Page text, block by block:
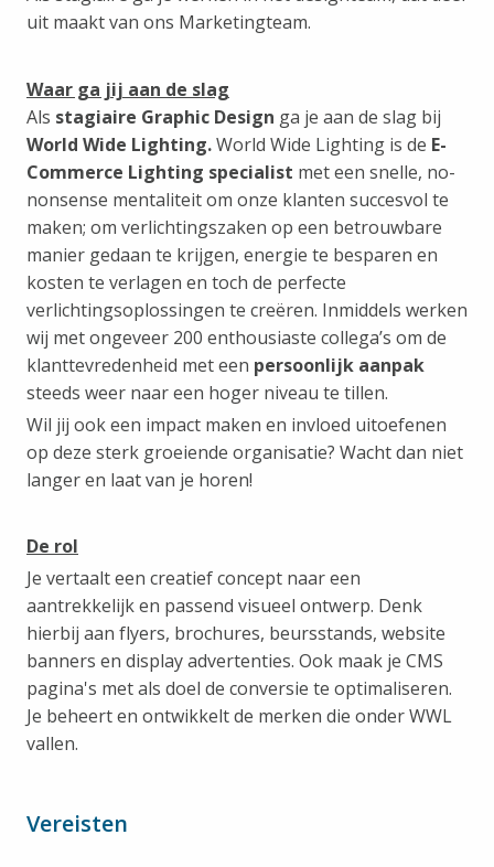
uit maakt van ons Marketingteam.
Waar ga jij aan de slag
Als stagiaire Graphic Design ga je aan de slag bij
World Wide Lighting.World Wide Lighting is de E-
Commerce Lighting specialist met een snelle, no-
nonsense mentaliteit om onze klanten succesvol te
maken; om verlichtingszaken op een betrouwbare
manier gedaan te krijgen, energie te besparen en
kosten te verlagen en toch de perfecte
verlichtingsoplossingen te creëren. Inmiddels werken
wij met ongeveer 200 enthousiaste collega’s om de
klanttevredenheid met een persoonlijk aanpak
steeds weer naar een hoger niveau te tillen.
Wil jij ook een impact maken en invloed uitoefenen
op deze sterk groeiende organisatie? Wacht dan niet
langer en laat van je horen!
De rol
Je vertaalt een creatief concept naar een
aantrekkelijk en passend visueel ontwerp. Denk
hierbij aan flyers, brochures, beursstands, website
banners en display advertenties. Ook maak je CMS
pagina's met als doel de conversie te optimaliseren.
Je beheert en ontwikkelt de merken die onder WWL
vallen.
Vereisten